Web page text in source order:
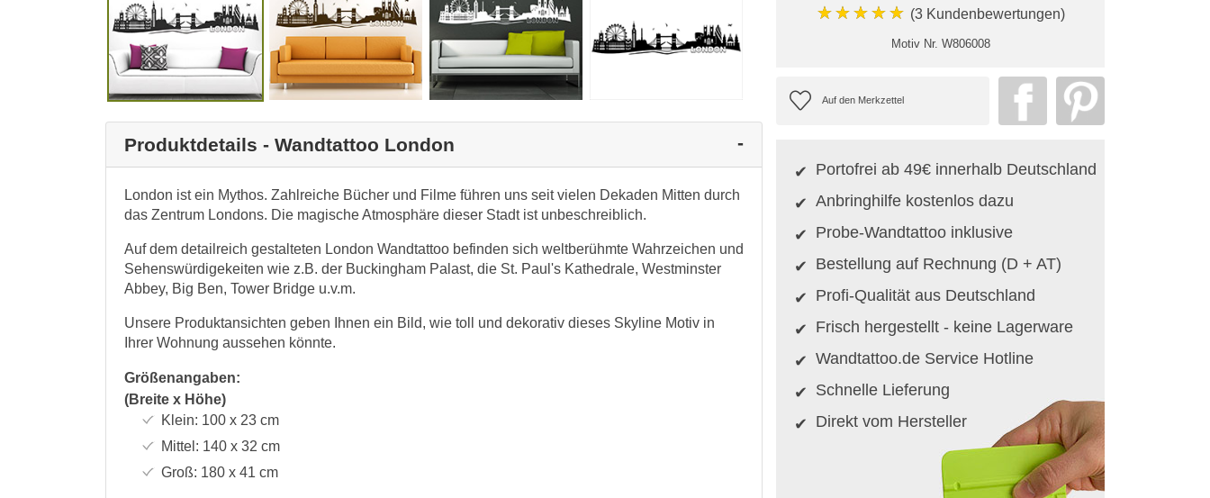
Produktdetails - Wandtattoo London
London ist ein Mythos. Zahlreiche Bücher und Filme führen uns seit vielen Dekaden Mitten durch
das Zentrum Londons. Die magische Atmosphäre dieser Stadt ist unbeschreiblich.
Auf dem detailreich gestalteten London Wandtattoo befinden sich weltberühmte Wahrzeichen und
Sehenswürdigekeiten wie z.B. der Buckingham Palast, die St. Paul's Kathedrale, Westminster
Abbey, Big Ben, Tower Bridge u.v.m.
Unsere Produktansichten geben Ihnen ein Bild, wie toll und dekorativ dieses Skyline Motiv in
Ihrer Wohnung aussehen könnte.
Größenangaben:
(Breite x Höhe)
Klein: 100 x 23cm
Mittel: 140 x 32 cm
Groß: 180 x 41 cm
★★★★★ (3 Kundenbewertungen)
Motiv Nr. W806008
Portofrei ab 49€ innerhalb Deutschland
Anbringhilfe kostenlos dazu
Probe-Wandtattoo inklusive
Bestellung auf Rechnung (D + AT)
Profi-Qualität aus Deutschland
Frisch hergestellt - keine Lagerware
Wandtattoo.de Service Hotline
Schnelle Lieferung
Direkt vom Hersteller